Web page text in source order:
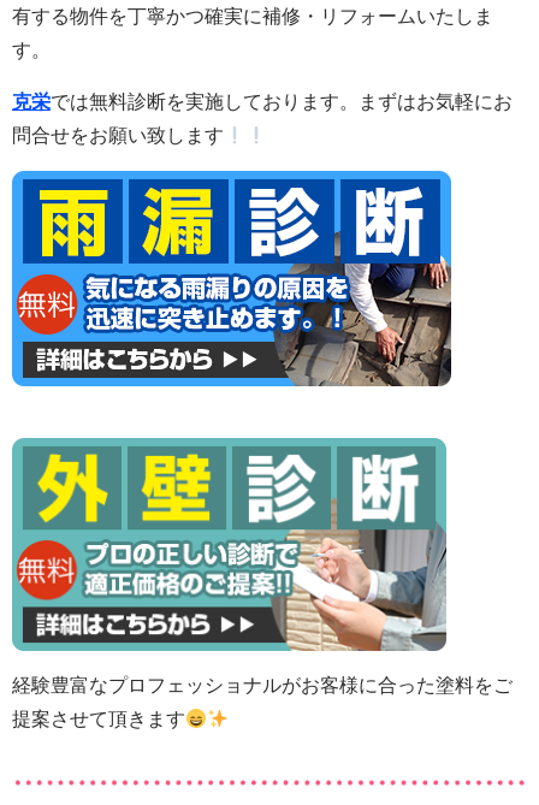
有する物件を丁寧かつ確実に補修・リフォームいたしま
す。
克栄では無料診断を実施しております。まずはお気軽にお
問合せをお願い致します
経験豊富なプロフェッショナルがお客様に合った塗料をご
提案させて頂きます